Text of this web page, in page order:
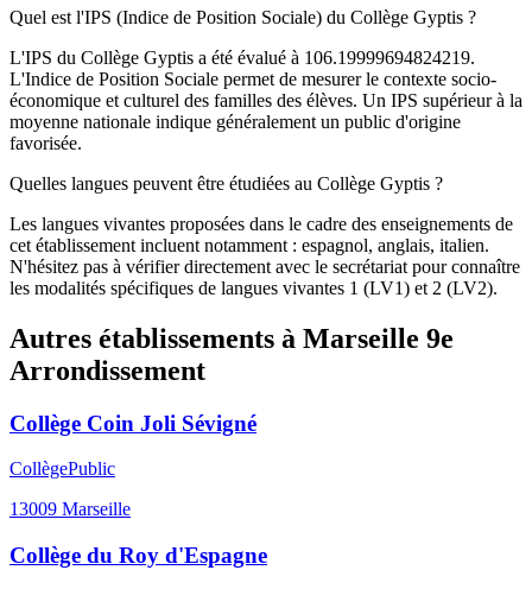
Quel est l'IPS (Indice de Position Sociale) du Collège Gyptis ?
L'IPS du Collège Gyptis a été évalué à 106.19999694824219.
L'Indice de Position Sociale permet de mesurer le contexte socio-
économique et culturel des familles des élèves. Un IPS supérieur à la
moyenne nationale indique généralement un public d'origine
favorisée.
Quelles langues peuvent être étudiées au Collège Gyptis ?
Les langues vivantes proposées dans le cadre des enseignements de
cet établissement incluent notamment : espagnol, anglais, italien.
N'hésitez pas à vérifier directement avec le secrétariat pour connaître
les modalités spécifiques de langues vivantes 1 (LV1) et 2 (LV2).
Autres établissements à Marseille 9e
Arrondissement
Collège Coin Joli Sévigné
CollègePublic
13009 Marseille
Collège du Roy d'Espagne